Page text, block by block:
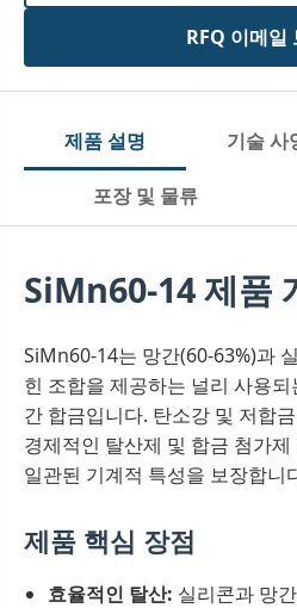
RFQ 이메일
제품 설명 기술 사
포장 및 물류
SiMn60-14 제품
SiMn60-14는 망간(60-63%)과
힌 조합을 제공하는 널리 사용
간 합금입니다. 탄소강 및 저합
경제적인 탈산제 및 합금 첨가
일관된 기계적 특성을 보장합니
제품 핵심 장점
효율적인 탈산: 실리콘과 망